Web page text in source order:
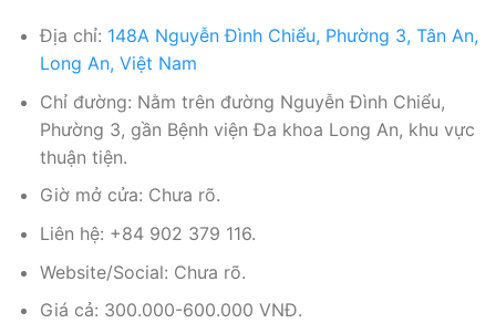
Địa chỉ: 148A Nguyễn Đình Chiểu, Phường 3, Tân An,
Long An, Việt Nam
Chỉ đường: Nằm trên đường Nguyễn Đình Chiểu,
Phường 3, gần Bệnh viện Đa khoa Long An, khu vực
thuận tiện.
Giờ mở cửa: Chưa rõ.
Liên hệ: +84 902 379 116.
Website/Social: Chưa rõ.
Giá cả: 300.000-600.000 VNĐ.